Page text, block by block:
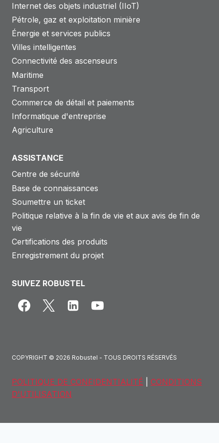
Internet des objets industriel (IIoT)
Pétrole, gaz et exploitation minière
Énergie et services publics
Villes intelligentes
Connectivité des ascenseurs
Maritime
Transport
Commerce de détail et paiements
Informatique d'entreprise
Agriculture
ASSISTANCE
Centre de sécurité
Base de connaissances
Soumettre un ticket
Politique relative à la fin de vie et aux avis de fin de
vie
Certifications des produits
Enregistrement du projet
SUIVEZ ROBUSTEL
COPYRIGHT © 2026 Robustel - TOUS DROITS RÉSERVÉS
POLITIQUE DE CONFIDENTIALITÉ
CONDITIONS
D'UTILISATION